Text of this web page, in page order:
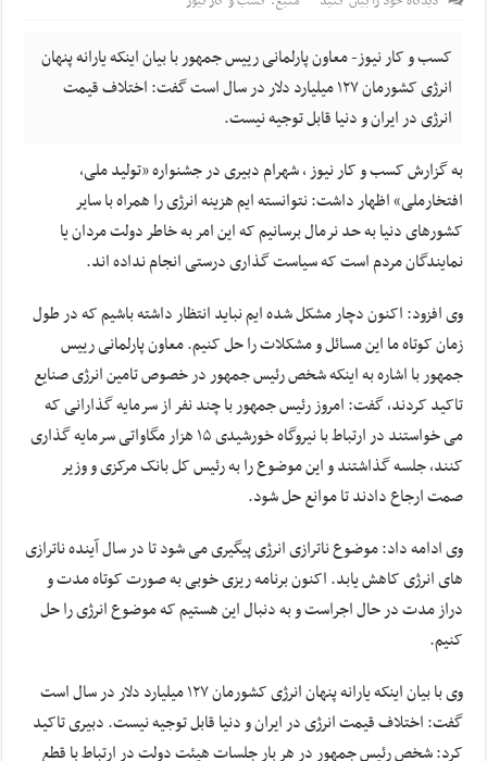
کسب و کار نیوز- معاون پارلمانی رییس جمهور با بیان اینکه یارانه پنهان
انرژی کشورمان ۱۲۷ میلیارد دلار در سال است گفت: اختلاف قیمت
انرژی در ایران و دنیا قابل توجیه نیست.
به گزارش کسب و کار نیوز ، شهرام دبیری در جشنواره «تولید ملی،
افتخارملی» اظهار داشت: نتوانسته ایم هزینه انرژی را همراه با سایر
کشورهای دنیا به حد نرمال برسانیم که این امر به خاطر دولت مردان یا
نمایندگان مردم است که سیاست گذاری درستی انجام نداده اند.
وی افزود: اکنون دچار مشکل شده ایم نباید انتظار داشته باشیم که در طول
زمان کوتاه ما این مسائل و مشکلات را حل کنیم. معاون پارلمانی رییس
جمهور با اشاره به اینکه شخص رئیس جمهور در خصوص تامین انرژی صنایع
تاکید کردند، گفت: امروز رئیس جمهور با چند نفر از سرمایه گذارانی که
می خواستند در ارتباط با نیروگاه خورشیدی ۱۵ هزار مگاواتی سرمایه گذاری
کنند، جلسه گذاشتند و این موضوع را به رئیس کل بانک مرکزی و وزیر
صمت ارجاع دادند تا موانع حل شود.
وی ادامه داد: موضوع ناترازی انرژی پیگیری می شود تا در سال آینده ناترازی
های انرژی کاهش یابد. اکنون برنامه ریزی خوبی به صورت کوتاه مدت و
دراز مدت در حال اجراست و به دنبال این هستیم که موضوع انرژی را حل
کنیم.
وی با بیان اینکه یارانه پنهان انرژی کشورمان ۱۲۷ میلیارد دلار در سال است
گفت: اختلاف قیمت انرژی در ایران و دنیا قابل توجیه نیست. دبیری تاکید
کرد: شخص رئیس جمهور در هر بار جلسات هیئت دولت در ارتباط با قطع